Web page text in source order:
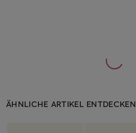
ÄHNLICHE ARTIKEL ENTDECKEN